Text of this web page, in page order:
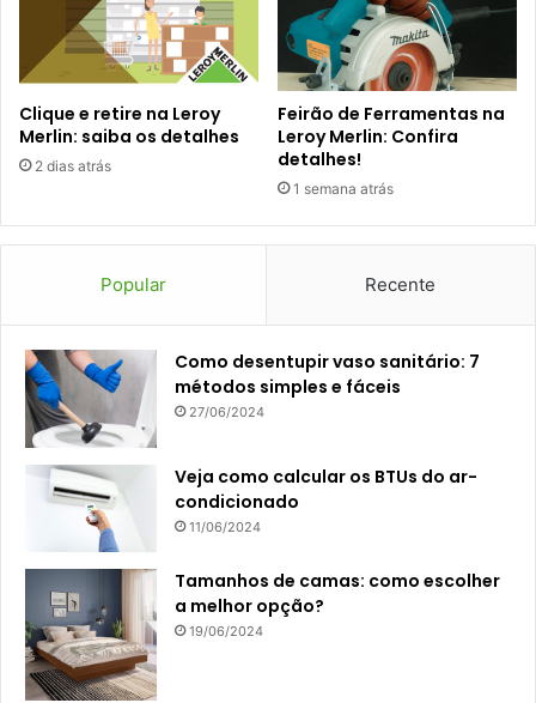
Clique e retire na Leroy
Merlin: saiba os detalhes
2 dias atrás
Feirão de Ferramentas na
Leroy Merlin: Confira
detalhes!
1 semana atrás
Popular Recente
Como desentupir vaso sanitário: 7
métodos simples e fáceis
27/06/2024
Veja como calcular os BTUs do ar-
condicionado
11/06/2024
Tamanhos de camas: como escolher
a melhor opção?
19/06/2024